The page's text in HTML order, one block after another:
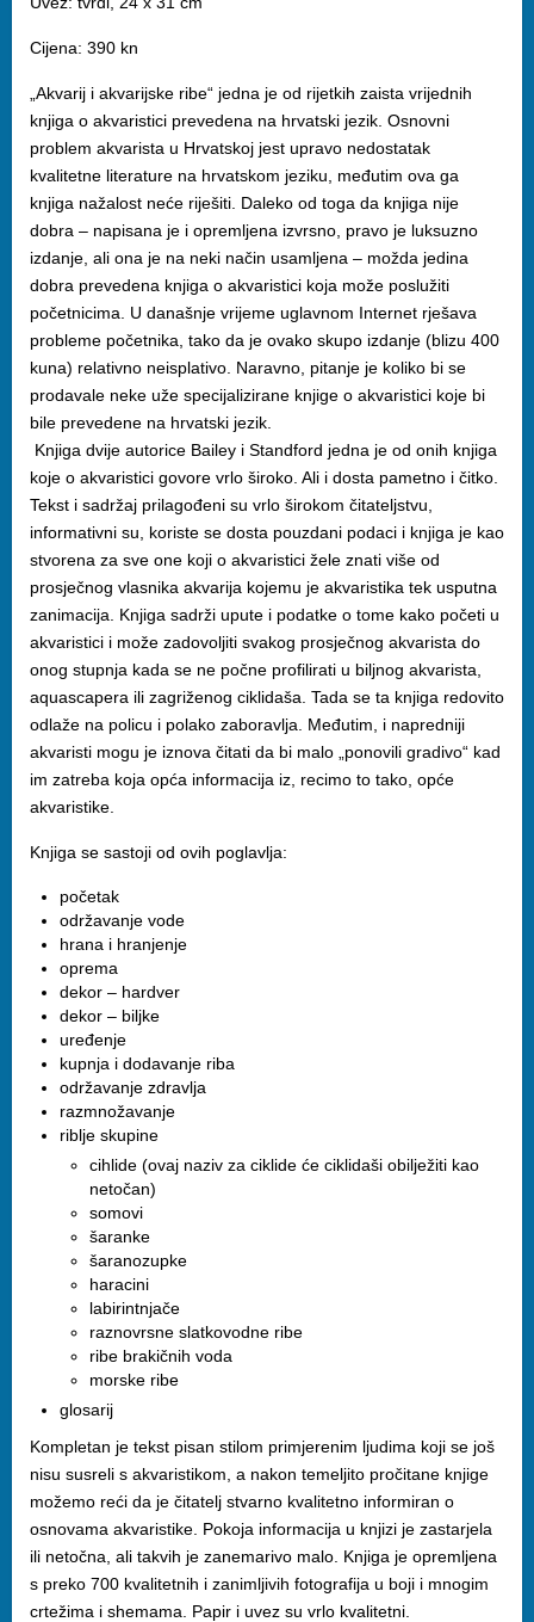
Cijena: 390 kn
„Akvarij i akvarijske ribe“ jedna je od rijetkih zaista vrijednih
knjiga o akvaristici prevedena na hrvatski jezik. Osnovni
problem akvarista u Hrvatskoj jest upravo nedostatak
kvalitetne literature na hrvatskom jeziku, međutim ova ga
knjiga nažalost neće riješiti. Daleko od toga da knjiga nije
dobra – napisana je i opremljena izvrsno, pravo je luksuzno
izdanje, ali ona je na neki način usamljena – možda jedina
dobra prevedena knjiga o akvaristici koja može poslužiti
početnicima. U današnje vrijeme uglavnom Internet rješava
probleme početnika, tako da je ovako skupo izdanje (blizu 400
kuna) relativno neisplativo. Naravno, pitanje je koliko bi se
prodavale neke uže specijalizirane knjige o akvaristici koje bi
bile prevedene na hrvatski jezik.
Knjiga dvije autorice Bailey i Standford jedna je od onih knjiga
koje o akvaristici govore vrlo široko. Ali i dosta pametno i čitko.
Tekst i sadržaj prilagođeni su vrlo širokom čitateljstvu,
informativni su, koriste se dosta pouzdani podaci i knjiga je kao
stvorena za sve one koji o akvaristici žele znati više od
prosječnog vlasnika akvarija kojemu je akvaristika tek usputna
zanimacija. Knjiga sadrži upute i podatke o tome kako početi u
akvaristici i može zadovoljiti svakog prosječnog akvarista do
onog stupnja kada se ne počne profilirati u biljnog akvarista,
aquascapera ili zagriženog ciklidaša. Tada se ta knjiga redovito
odlaže na policu i polako zaboravlja. Međutim, i napredniji
akvaristi mogu je iznova čitati da bi malo „ponovili gradivo“ kad
im zatreba koja opća informacija iz, recimo to tako, opće
akvaristike.
Knjiga se sastoji od ovih poglavlja:
početak
održavanje vode
hrana i hranjenje
oprema
dekor – hardver
dekor – biljke
uređenje
kupnja i dodavanje riba
održavanje zdravlja
razmnožavanje
riblje skupine
cihlide (ovaj naziv za ciklide će ciklidaši obilježiti kao
netočan)
somovi
šaranke
šaranozupke
haracini
labirintnjače
raznovrsne slatkovodne ribe
ribe brakičnih voda
morske ribe
glosarij
Kompletan je tekst pisan stilom primjerenim ljudima koji se još
nisu susreli s akvaristikom, a nakon temeljito pročitane knjige
možemo reći da je čitatelj stvarno kvalitetno informiran o
osnovama akvaristike. Pokoja informacija u knjizi je zastarjela
ili netočna, ali takvih je zanemarivo malo. Knjiga je opremljena
s preko 700 kvalitetnih i zanimljivih fotografija u boji i mnogim
crtežima i shemama. Papir i uvez su vrlo kvalitetni.